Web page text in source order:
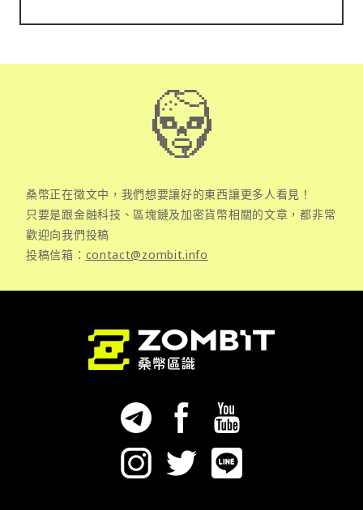
桑幣正在徵文中，我們想要讓好的東西讓更多人看見！
只要是跟金融科技、區塊鏈及加密貨幣相關的文章，都非常
歡迎向我們投稿
投稿信箱： contact@zombit.info